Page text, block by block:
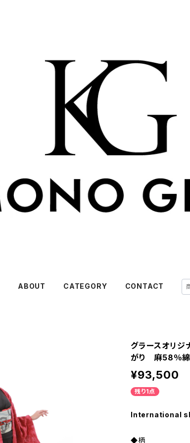
ABOUT CATEGORY CONTACT
グラースオリ
がり 麻58％
¥93,500
残り1点
International
◆柄